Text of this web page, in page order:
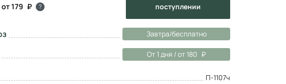
179 ?
поступлении
Завтра/бесплатно
От 1 дня / от 180
П-1107ч